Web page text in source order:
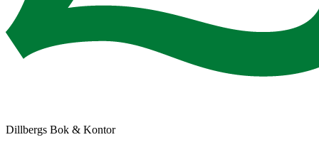
Dillbergs Bok & Kontor